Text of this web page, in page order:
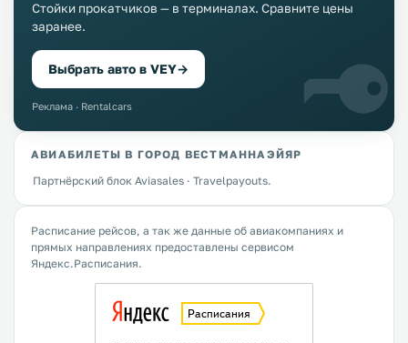
Стойки прокатчиков — в терминалах. Сравните цены
заранее.
Выбрать авто в VEY→
Реклама · Rentalcars
АВИАБИЛЕТЫ В ГОРОД ВЕСТМАННАЭЙЯР
Партнёрский блок Aviasales · Travelpayouts.
Расписание рейсов, а так же данные об авиакомпаниях и
прямых направлениях предоставлены сервисом
Яндекс.Расписания.